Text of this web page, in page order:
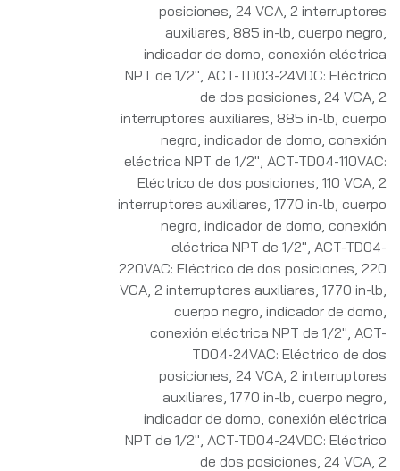
posiciones, 24 VCA, 2 interruptores
auxiliares, 885 in-lb, cuerpo negro,
indicador de domo, conexión eléctrica
NPT de 1/2" ACT-TD03-24VDC: Eléctrico
de dos posiciones, 24 VCA, 2
interruptores auxiliares, 885 in-lb, cuerpo
negro, indicador de domo, conexión
eléctrica NPT de 1/2" ACT-TD04-110VAC:
Eléctrico de dos posiciones, 110 VCA, 2
interruptores auxiliares, 1770 in-lb, cuerpo
negro, indicador de domo, conexión
eléctrica NPT de 1/2" ACT-TD04-
220VAC: Eléctrico de dos posiciones, 220
VCA, 2 interruptores auxiliares, 1770 in-lb,
cuerpo negro, indicador de domo,
conexión eléctrica NPT de 1/2" ACT-
TD04-24VAC: Eléctrico de dos
posiciones, 24 VCA, 2 interruptores
auxiliares, 1770 in-lb, cuerpo negro,
indicador de domo, conexión eléctrica
NPT de 1/2" ACT-TD04-24VDC: Eléctrico
de dos posiciones, 24 VCA, 2